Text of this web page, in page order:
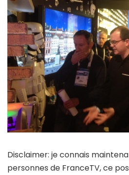
Disclaimer: je connais
personnes de FranceTV, ce